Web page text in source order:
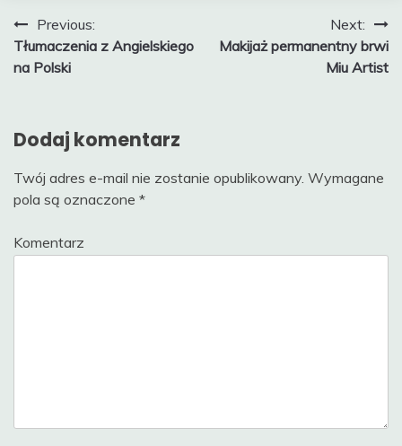
Nawigacja
wpisu
Previous:
Tłumaczenia z Angielskiego
na Polski
Next:
Makijaż permanentny brwi
Miu Artist
Dodaj komentarz
Twój adres e-mail nie zostanie opublikowany. Wymagane
pola są oznaczone *
Komentarz